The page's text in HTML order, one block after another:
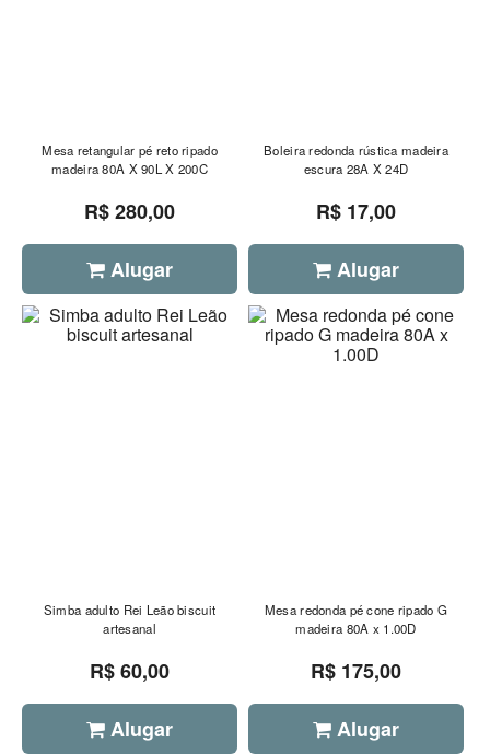
Mesa retangular pé reto ripado
madeira 80A X 90L X 200C
R$ 280,00
Alugar
Boleira redonda rústica madeira
escura 28A X 24D
R$ 17,00
Alugar
Simba adulto Rei Leão biscuit
artesanal
R$ 60,00
Alugar
Mesa redonda pé cone ripado G
madeira 80A x 1.00D
R$ 175,00
Alugar